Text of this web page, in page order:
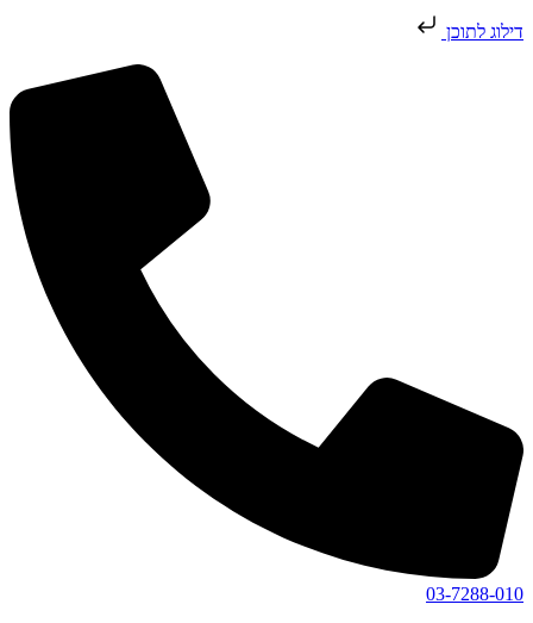
דילוג לתוכן
03-7288-010